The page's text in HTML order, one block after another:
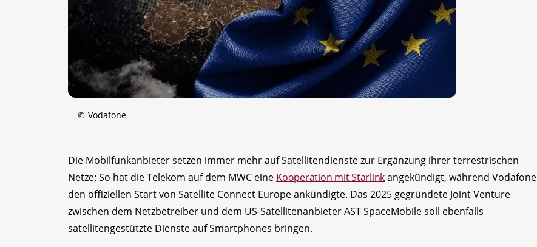
© Vodafone
Die Mobilfunkanbieter setzen immer mehr auf Satellitendienste zur Ergänzung ihrer terrestrischen
Netze: So hat die Telekom auf dem MWC eine Kooperation mit Starlinkangekündigt, während Vodafone
den offiziellen Start von Satellite Connect Europe ankündigte. Das 2025 gegründete Joint Venture
zwischen dem Netzbetreiber und dem US-Satellitenanbieter AST SpaceMobile soll ebenfalls
satellitengestützte Dienste auf Smartphones bringen.